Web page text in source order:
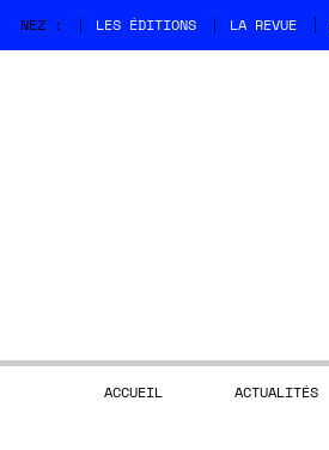
NEZ : LES ÉDITIONS LA REVUE
ACCUEIL ACTUALITÉS